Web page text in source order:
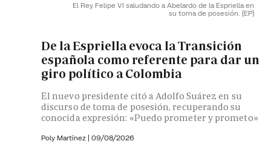
El Rey Felipe VI saludando a Abelardo de la Espriella en
su toma de posesión. (EP)
De la Espriella evoca la Transición
española como referente para dar un
giro político a Colombia
El nuevo presidente citó a Adolfo Suárez en su
discurso de toma de posesión, recuperando su
conocida expresión: «Puedo prometer y prometo»
Poly Martínez | 09/08/2026